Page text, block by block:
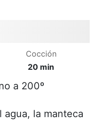
Cocción
20 min
a 200º
la manteca